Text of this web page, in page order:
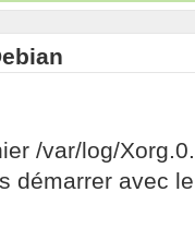
/var/log/
démarrer avec